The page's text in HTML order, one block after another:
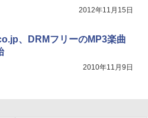
2012年11月15日
、DRMフリーのMP3楽曲
2010年11月9日